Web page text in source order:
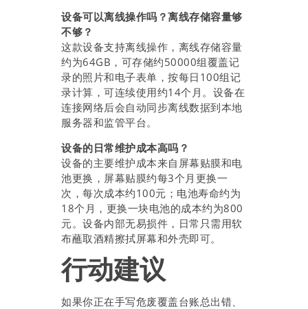
设备可以离线操作吗？离线存储容量够
不够？
这款设备支持离线操作，离线存储容量
约为64GB，可存储约50000组覆盖记
录的照片和电子表单，按每日100组记
录计算，可连续使用约14个月。设备在
连接网络后会自动同步离线数据到本地
服务器和监管平台。
设备的日常维护成本高吗？
设备的主要维护成本来自屏幕贴膜和电
池更换，屏幕贴膜约每3个月更换一
次，每次成本约100元；电池寿命约为
18个月，更换一块电池的成本约为800
元。设备内部无易损件，日常只需用软
布蘸取酒精擦拭屏幕和外壳即可。
行动建议
如果你正在手写危废覆盖台账总出错、